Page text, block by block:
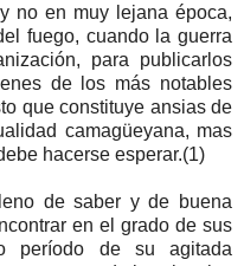
no en muy lejana época,
fuego, cuando la guerra
para publicarlos
de los más notables
que constituye ansias de
camagüeyana, mas
hacerse esperar.(1)
de saber y de buena
en el grado de sus
período de su agitada